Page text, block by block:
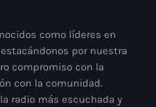
como líderes en
por nuestra
compromiso con la
con la comunidad.
radio más escuchada y